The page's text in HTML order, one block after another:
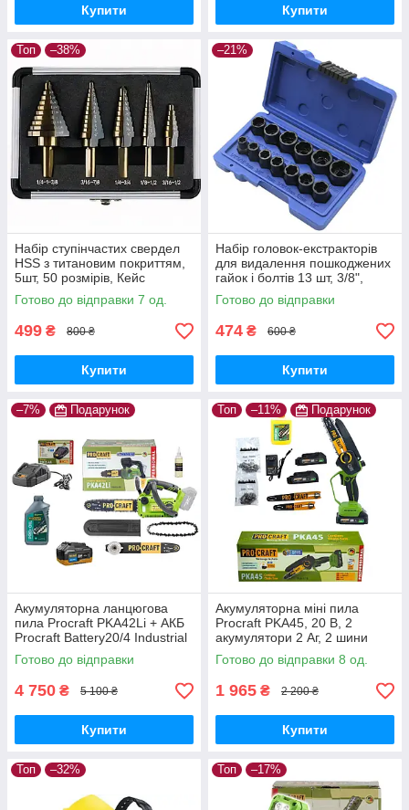
Купити Купити
Топ –38%
Набір ступінчастих свердел
HSS з титановим покриттям,
5шт, 50 розмірів, Кейс
Готово до відправки 7 од.
499 ₴ 800 ₴
Купити
–21%
Набір головок-екстракторів
для видалення пошкоджених
гайок і болтів 13 шт, 3/8",
хромомолібденова сталь,
Кейс
Готово до відправки
474 ₴ 600 ₴
Купити
–7% Подарунок
Акумуляторна ланцюгова
пила Procraft PKA42Li + АКБ
Procraft Battery20/4 Industrial
20В 4Аг + ЗП Procraft
Charger20/2,4A + Олива 1л
Готово до відправки
4 750 ₴ 5 100 ₴
Купити
Топ –11% Подарунок
Акумуляторна міні пила
Procraft PKA45, 20 В, 2
акумулятори 2 Аг, 2 шини
6"/8", безщіткова,
автоматичне змащення
Готово до відправки 8 од.
1 965 ₴ 2 200 ₴
Купити
Топ –32% Топ –17%